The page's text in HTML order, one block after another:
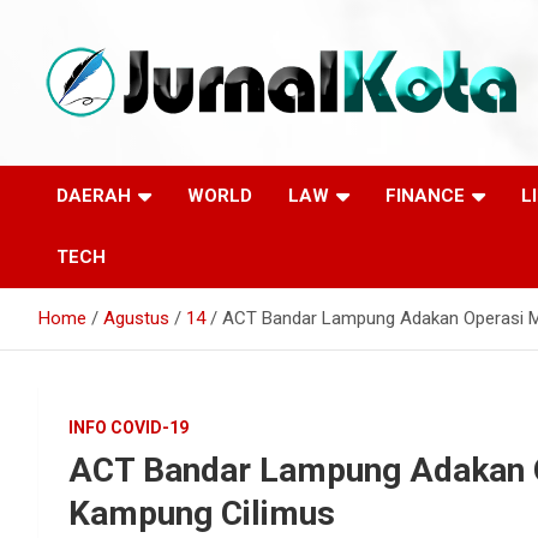
content
JURNALKOTA.NET
DAERAH WORLD LAW FINANCE
TECH
Home Agustus 14 ACT Bandar Lampung Adakan Operasi
INFO COVID-19
ACT Bandar Lampung
Kampung Cilimus